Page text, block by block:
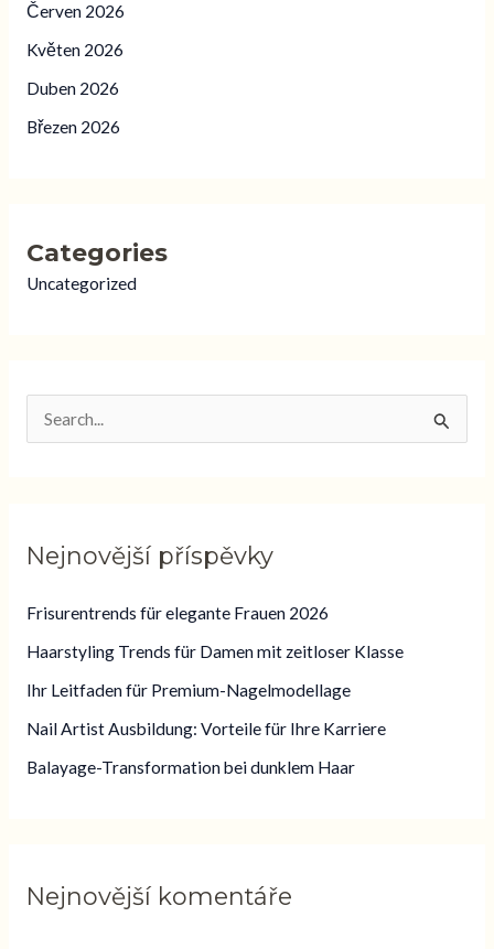
Červen 2026
Květen 2026
Duben 2026
Březen 2026
Categories
Uncategorized
e
t
p
r
o
Nejnovější příspěvky
Frisurentrends für elegante Frauen 2026
Haarstyling Trends für Damen mit zeitloser Klasse
Ihr Leitfaden für Premium-Nagelmodellage
Nail Artist Ausbildung: Vorteile für Ihre Karriere
Balayage-Transformation bei dunklem Haar
Nejnovější komentáře